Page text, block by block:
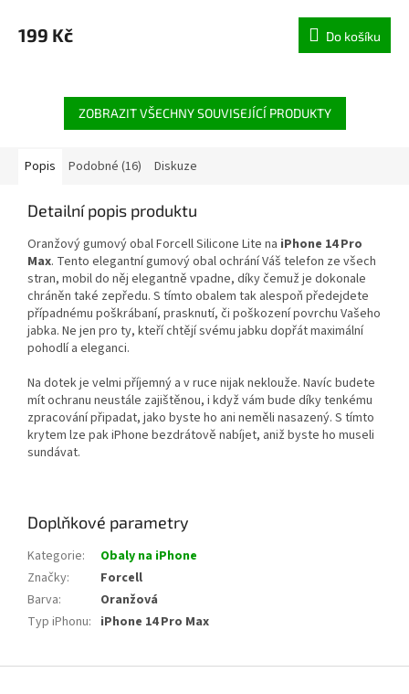
199 Kč Do košíku
ZOBRAZIT VŠECHNY SOUVISEJÍCÍ PRODUKTY
Popis Podobné (16) Diskuze
Detailní popis produktu
Oranžový gumový obal Forcell Silicone Lite na iPhone 14 Pro
Max. Tento elegantní gumový obal ochrání Váš telefon ze všech
stran, mobil do něj elegantně vpadne, díky čemuž je dokonale
chráněn také zepředu. S tímto obalem tak alespoň předejdete
případnému poškrábaní, prasknutí, či poškozenípovrchu Vašeho
jabka. Ne jen pro ty, kteří chtějí svému jabku dopřát maximální
pohodlí a eleganci.
Na dotek je velmi příjemný a v ruce nijak neklouže. Navíc budete
mít ochranu neustále zajištěnou, i když vám bude díky tenkému
zpracování připadat, jako byste ho ani neměli nasazený. S tímto
krytem lze pak iPhone bezdrátově nabíjet, aniž byste ho museli
sundávat.
Doplňkové parametry
Kategorie:
Obaly na iPhone
Značky:
Forcell
Barva:
Oranžová
Typ iPhonu: iPhone 14 Pro Max